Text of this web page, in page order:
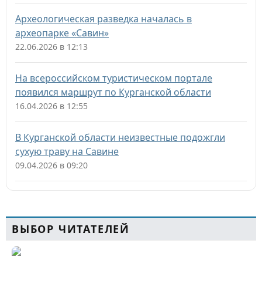
Археологическая разведка началась в
археопарке «Савин»
22.06.2026 в 12:13
На всероссийском туристическом портале
появился маршрут по Курганской области
16.04.2026 в 12:55
В Курганской области неизвестные подожгли
сухую траву на Савине
09.04.2026 в 09:20
ВЫБОР ЧИТАТЕЛЕЙ